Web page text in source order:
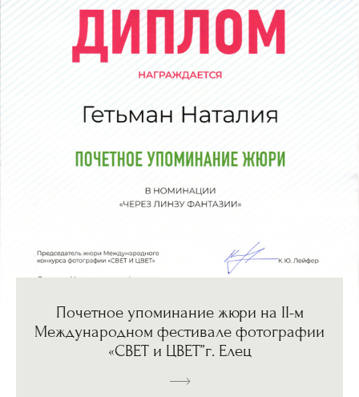
Почетное упоминание жюри на II-м
Международном фестивале фотографии
«СВЕТ и ЦВЕТ”г. Елец